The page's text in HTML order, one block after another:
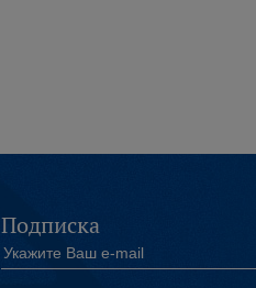
Подписка